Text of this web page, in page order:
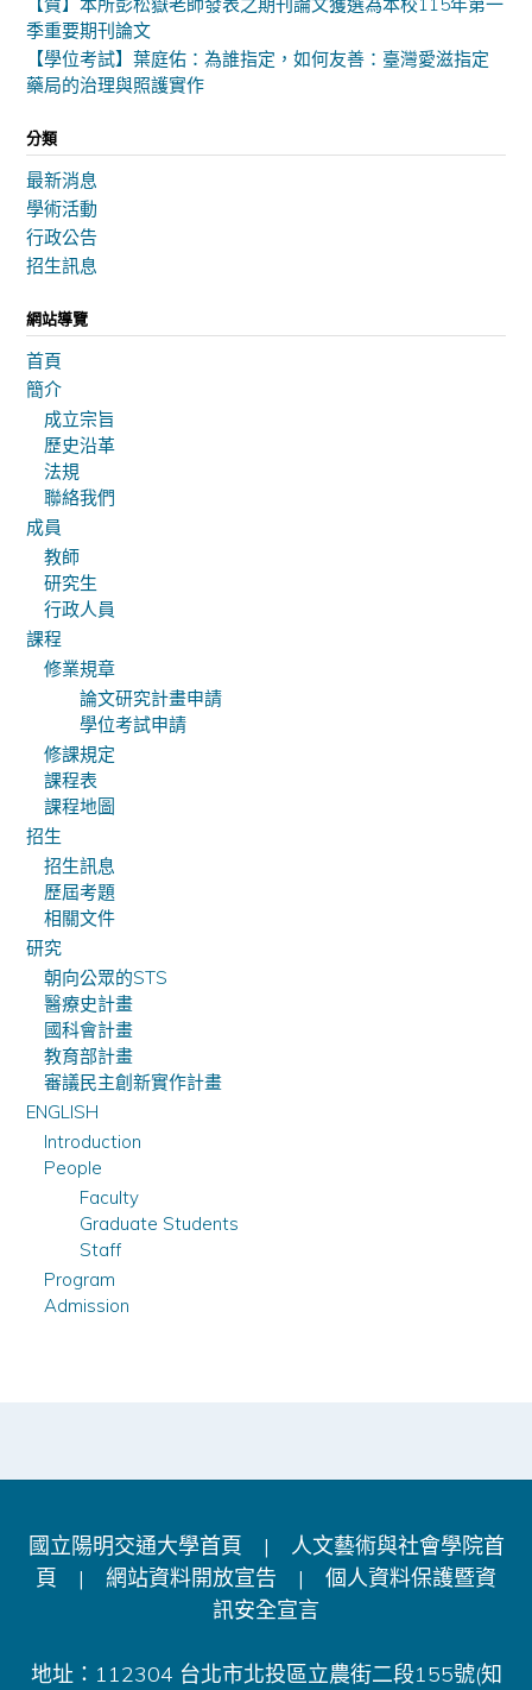
季重要期刊論文
【學位考試】葉庭佑：為誰指定，如何友善：臺灣愛滋指定
藥局的治理與照護實作
分類
最新消息
學術活動
行政公告
招生訊息
網站導覽
首頁
簡介
成立宗旨
歷史沿革
法規
聯絡我們
成員
教師
研究生
行政人員
課程
修業規章
論文研究計畫申請
學位考試申請
修課規定
課程表
課程地圖
招生
招生訊息
歷屆考題
相關文件
研究
朝向公眾的STS
醫療史計畫
國科會計畫
教育部計畫
審議民主創新實作計畫
ENGLISH
Introduction
People
Faculty
Graduate Students
Staff
Program
Admission
國立陽明交通大學首頁 | 人文藝術與社會學院首
頁 | 網站資料開放宣告 | 個人資料保護暨資
訊安全宣言
地址：112304 台北市北投區立農街二段155號(知